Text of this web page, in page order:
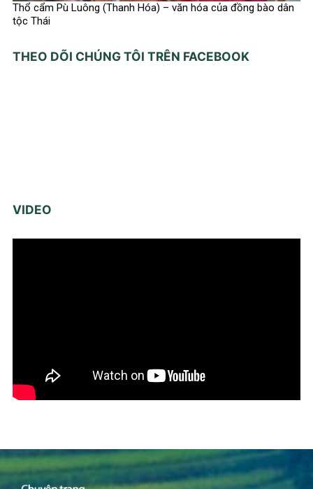
Thổ cẩm Pù Luông (Thanh Hóa) – văn hóa của đồng bào dân
tộc Thái
THEO DÕI CHÚNG TÔI TRÊN FACEBOOK
VIDEO